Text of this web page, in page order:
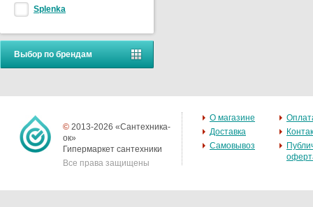
Splenka
Выбор по брендам
© 2013-2026 «Сантехника-
ок»
Гипермаркет сантехники
Все права защищены
О магазине
Доставка
Самовывоз